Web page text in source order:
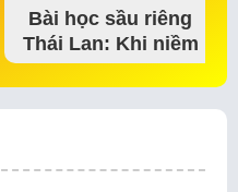
Bài học sầu riêng
Thái Lan: Khi niềm
tin thị trường bắt…